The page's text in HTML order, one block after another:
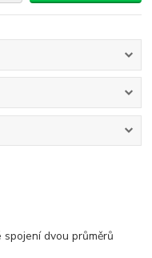
dvou průměrů